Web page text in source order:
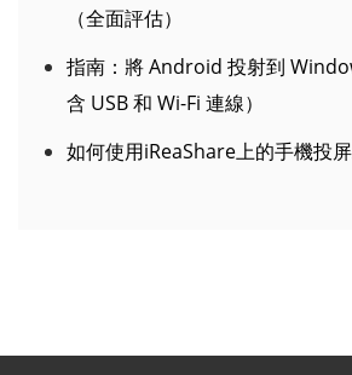
（全面評估）
指南：將 Android 投射到
含 USB 和 Wi-Fi 連線）
如何使用iReaShare上的手機投